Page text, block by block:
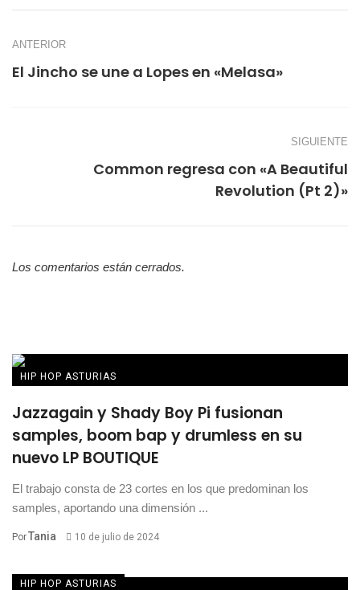
ANTERIOR
El Jincho se une a Lopes en «Melasa»
SIGUIENTE
Common regresa con «A Beautiful
Revolution (Pt 2)»
Los comentarios están cerrados.
HIP HOP ASTURIAS
Jazzagain y Shady Boy Pi fusionan
samples, boom bap y drumless en su
nuevo LP BOUTIQUE
El trabajo consta de 23 cortes en los que predominan los
samples, aportando una dimensión ...
PorTania 10 de julio de 2024
HIP HOP ASTURIAS